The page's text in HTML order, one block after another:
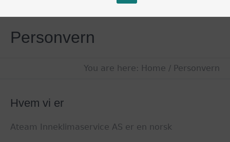
Personvern
You are here: Home / Personvern
Hvem vi er
Ateam Inneklimaservice AS er en norsk